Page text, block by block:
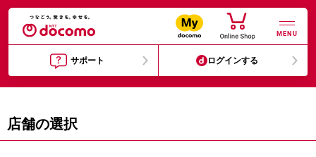
MENU
サポート ログインする
店舗の選択